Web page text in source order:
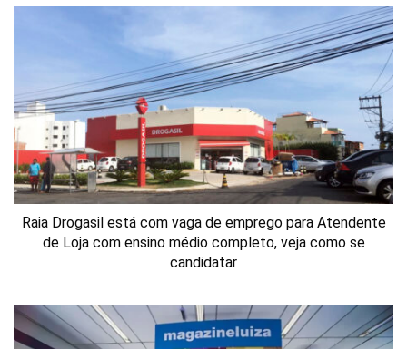
Raia Drogasil está com vaga de emprego para Atendente
de Loja com ensino médio completo, veja como se
candidatar